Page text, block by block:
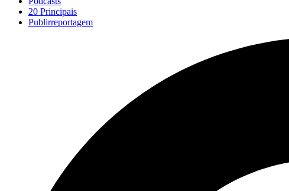
20 Principais
Publirreportagem